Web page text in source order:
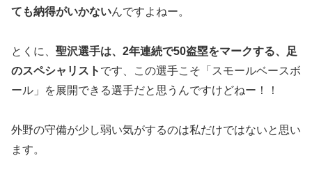
ても納得がいかないんですよねー。
とくに、 聖沢選手は、2年連続で50盗塁をマークする、足
のスペシャリスト です、この選手こそ「スモールベースボ
ール」を展開できる選手だと思うんですけどねー！！
外野の守備が少し弱い気がするのは私だけではないと思い
ます。